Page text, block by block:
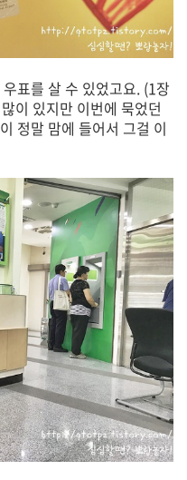
표를 살 수 있었고요. (1장
이 있지만 이번에 묵었던
정말 맘에 들어서 그걸 이